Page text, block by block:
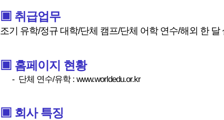
▣ 취급업무
조기 유학/정규 대학/단체 캠프/단체 어학 연수/해외 한 달
▣ 홈페이지 현황
- 단체 연수/유학 : www.worldedu.or.kr
▣ 회사 특징